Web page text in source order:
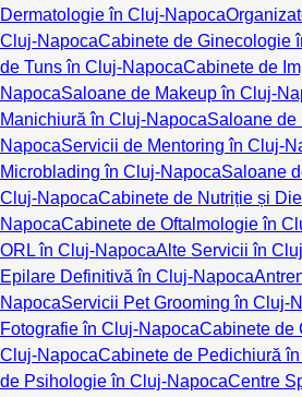
Dermatologie în Cluj-Napoca
Cluj-NapocaCabinete de Ginecologie
de Tuns în Cluj-NapocaCabinete de
NapocaSaloane de Makeup în Cluj-
Manichiură în Cluj-NapocaSaloane de
NapocaServicii de Mentoring în Cluj-
Microblading în Cluj-NapocaSaloane
Cluj-NapocaCabinete de Nutriție și
NapocaCabinete de Oftalmologie în
ORL în Cluj-NapocaAlte Servicii în
Epilare Definitivă în Cluj-Napoca
NapocaServicii Pet Grooming în Cluj-
Fotografie în Cluj-NapocaCabinete de
Cluj-NapocaCabinete de Pedichiură
de Psihologie în Cluj-NapocaCentre